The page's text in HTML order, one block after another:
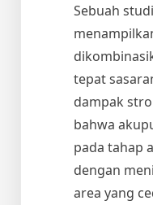
Sebuah
tepat
dampak
bahwa
pada tahap
dengan
area yang